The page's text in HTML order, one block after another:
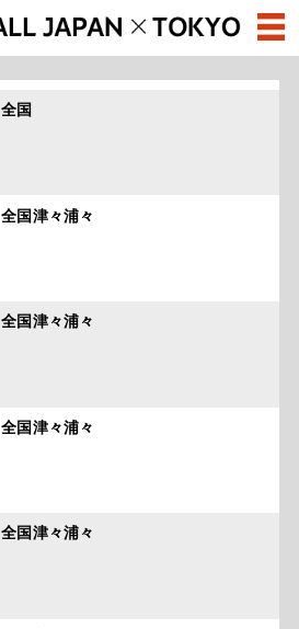
全国
全国津々浦々
全国津々浦々
全国津々浦々
全国津々浦々